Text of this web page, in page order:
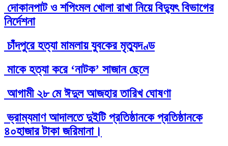
দোকানপাট ও শপিংমল খোলা রাখা নিয়ে বিদ্যুৎ বিভাগের
নির্দেশনা
চাঁদপুরে হত্যা মামলায় যুবকের মৃত্যুদণ্ড
মাকে হত্যা করে ‘নাটক’ সাজান ছেলে
আগামী ২৮ মে ঈদুল আজহার তারিখ ঘোষণা
ভ্রাম্যমাণ আদালতে দুইটি প্রতিষ্ঠানকে প্রতিষ্ঠানকে
৪০হাজার টাকা জরিমানা।